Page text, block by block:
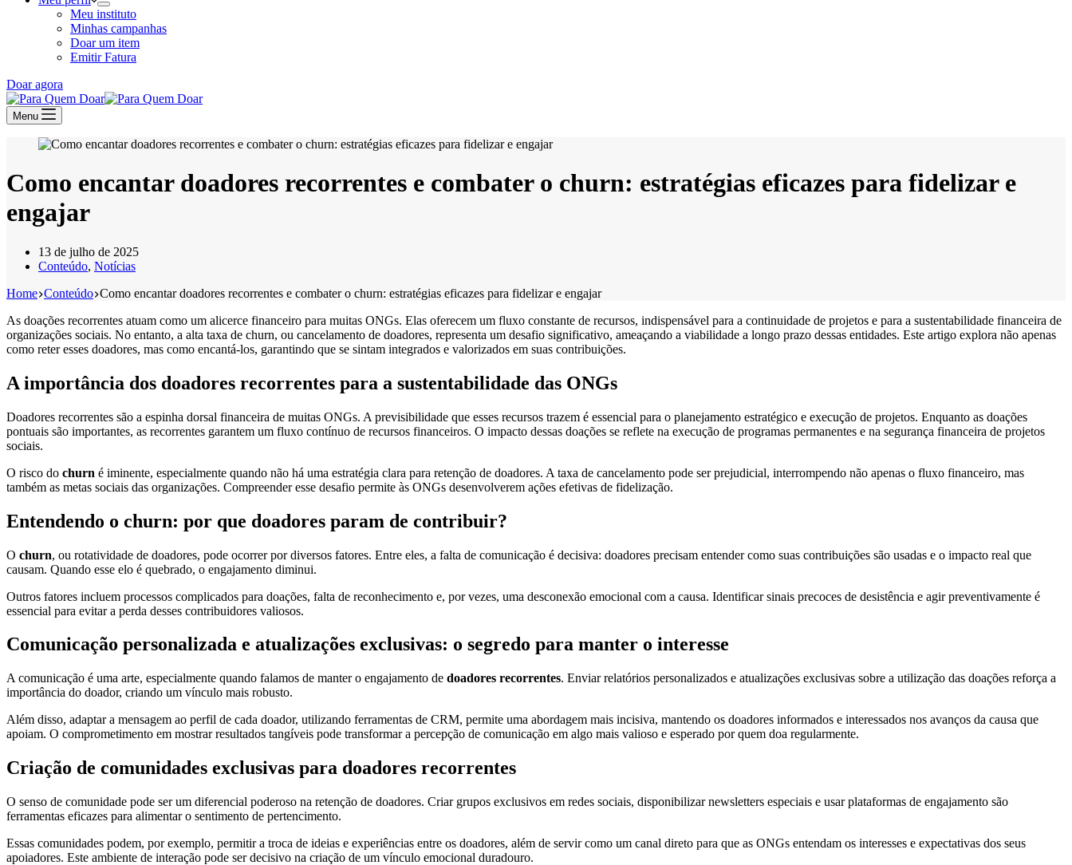
Meu instituto
Minhas campanhas
Doar um item
Emitir Fatura
Doar agora
Menu
Como encantar doadores recorrentes e combater o churn: estratégias eficazes para fidelizar e
engajar
13 de julho de 2025
Conteúdo, Notícias
Home Conteúdo Como encantar doadores recorrentes e combater o churn: estratégias eficazes para fidelizar e engajar
As doações recorrentes atuam como um alicerce financeiro para muitas ONGs. Elas oferecem um fluxo constante de recursos, indispensável para a continuidade de projetos e para a sustentabilidade financeira de
organizações sociais. No entanto, a alta taxa de churn, ou cancelamento de doadores, representa um desafio significativo, ameaçando a viabilidade a longo prazo dessas entidades. Este artigo explora não apenas
como reter esses doadores, mas como encantá-los, garantindo que se sintam integrados e valorizados em suas contribuições.
A importância dos doadores recorrentes para a sustentabilidade das ONGs
Doadores recorrentes são a espinha dorsal financeira de muitas ONGs. A previsibilidade que esses recursos trazem é essencial para o planejamento estratégico e execução de projetos. Enquanto as doações
pontuais são importantes, as recorrentes garantem um fluxo contínuo de recursos financeiros. O impacto dessas doações se reflete na execução de programas permanentes e na segurança financeira de projetos
sociais.
O risco do churn é iminente, especialmente quando não há uma estratégia clara para retenção de doadores. A taxa de cancelamento pode ser prejudicial, interrompendo não apenas o fluxo financeiro, mas
também as metas sociais das organizações. Compreender esse desafio permite às ONGs desenvolverem ações efetivas de fidelização.
Entendendo o churn: por que doadores param de contribuir?
O churn, ou rotatividade de doadores, pode ocorrer por diversos fatores. Entre eles, a falta de comunicação é decisiva: doadores precisam entender como suas contribuições são usadas e o impacto real que
causam. Quando esse elo é quebrado, o engajamento diminui.
Outros fatores incluem processos complicados para doações, falta de reconhecimento e, por vezes, uma desconexão emocional com a causa. Identificar sinais precoces de desistência e agir preventivamente é
essencial para evitar a perda desses contribuidores valiosos.
Comunicação personalizada e atualizações exclusivas: o segredo para manter o interesse
A comunicação é uma arte, especialmente quando falamos de manter o engajamento de doadores recorrentes. Enviar relatórios personalizados e atualizações exclusivas sobre a utilização das doações reforça a
importância do doador, criando um vínculo mais robusto.
Além disso, adaptar a mensagem ao perfil de cada doador, utilizando ferramentas de CRM, permite uma abordagem mais incisiva, mantendo os doadores informados e interessados nos avanços da causa que
apoiam. O comprometimento em mostrar resultados tangíveis pode transformar a percepção de comunicação em algo mais valioso e esperado por quem doa regularmente.
Criação de comunidades exclusivas para doadores recorrentes
O senso de comunidade pode ser um diferencial poderoso na retenção de doadores. Criar grupos exclusivos em redes sociais, disponibilizar newsletters especiais e usar plataformas de engajamento são
ferramentas eficazes para alimentar o sentimento de pertencimento.
Essas comunidades podem, por exemplo, permitir a troca de ideias e experiências entre os doadores, além de servir como um canal direto para que as ONGs entendam os interesses e expectativas dos seus
apoiadores. Este ambiente de interação pode ser decisivo na criação de um vínculo emocional duradouro.